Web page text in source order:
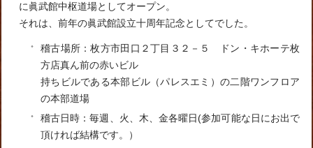
に眞武館中枢道場としてオープン。
それは、前年の眞武館設立十周年記念としてでした。
稽古場所：枚方市田口２丁目３２－５ ドン・キホーテ枚
方店真ん前の赤いビル
持ちビルである本部ビル（パレスエミ）の二階ワンフロア
の本部道場
稽古日時：毎週、火、木、金各曜日(参加可能な日にお出で
頂ければ結構です。）